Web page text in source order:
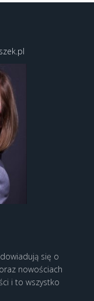
się o
nowościach
i to wszystko